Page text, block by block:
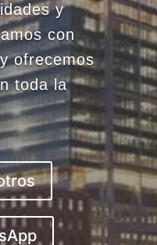
y
con
ofrecemos
toda la